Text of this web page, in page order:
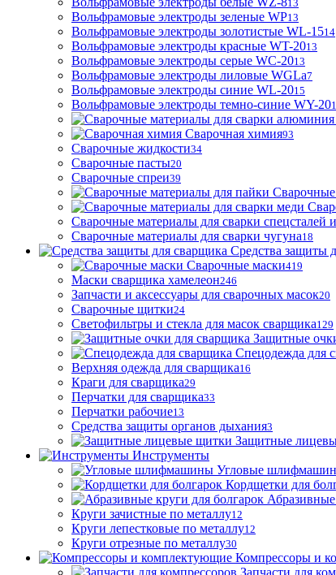
13
Вольфрамовые электроды зеленые WP13
Вольфрамовые электроды золотистые WL-1514
Вольфрамовые электроды красные WT-2013
Вольфрамовые электроды серые WC-2013
Вольфрамовые электроды лиловые WGLa7
Вольфрамовые электроды синие WL-2015
Вольфрамовые электроды темно-синие WY-20
Сварочная химия93
Сварочные жидкости34
Сварочные пасты20
Сварочные спреи39
Сварочные материалы для сварки спецсталей
Сварочные материалы для сварки чугуна18
Средства защиты
Сварочные маски419
Маски сварщика хамелеон246
Запчасти и аксессуары для сварочных масок20
Сварочные щитки24
Светофильтры и стекла для масок сварщика129
Защитные
Спецодежда для
Верхняя одежда для сварщика16
Краги для сварщика29
Перчатки для сварщика33
Перчатки рабочие13
Средства защиты органов дыхания3
Защитные
Инструменты
Угловые
Кордщетки для
Круги зачистные по металлу12
Круги лепестковые по металлу12
Круги отрезные по металлу30
Компрессоры и
Запчасти для